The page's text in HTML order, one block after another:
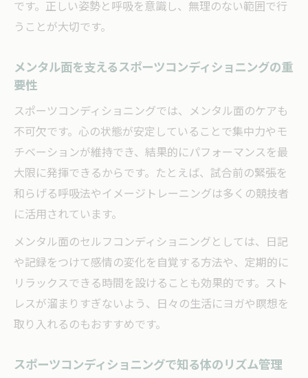
です。正しい姿勢と呼吸を意識し、無理のない範囲で行
うことが大切です。
メンタル面を支えるスポーツコンディショニングの重
要性
スポーツコンディショニングでは、メンタル面のケアも
不可欠です。心の状態が安定していることで集中力やモ
チベーションが維持でき、結果的にパフォーマンスを最
大限に発揮できるからです。たとえば、試合前の緊張を
和らげる呼吸法やイメージトレーニングは多くの競技者
に活用されています。
メンタル面のセルフコンディショニングとしては、日記
や記録をつけて感情の変化を自覚する方法や、定期的に
リラックスできる時間を設けることも効果的です。スト
レスが溜まりすぎないよう、日々の生活にヨガや瞑想を
取り入れるのもおすすめです。
スポーツコンディショニングで知る体のリズム管理